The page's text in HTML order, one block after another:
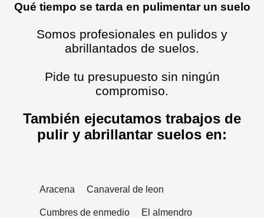
Qué tiempo se tarda en pulimentar un suelo
Somos profesionales en pulidos y
abrillantados de suelos.
Pide tu presupuesto sin ningún
compromiso.
También ejecutamos trabajos de
pulir y abrillantar suelos en:
Aracena Canaveral de leon
Cumbres de enmedio El almendro